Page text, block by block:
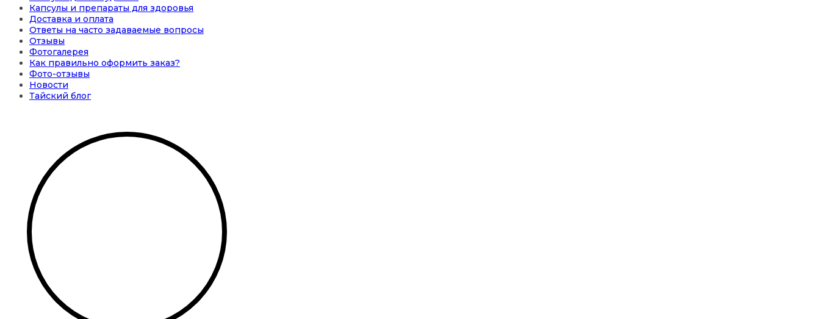
Капсулы и препараты для здоровья
Доставка и оплата
Ответы на часто задаваемые вопросы
Отзывы
Фотогалерея
Как правильно оформить заказ?
Фото-отзывы
Новости
Тайский блог